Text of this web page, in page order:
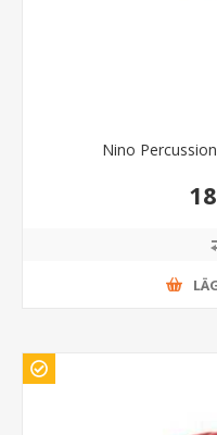
Nino